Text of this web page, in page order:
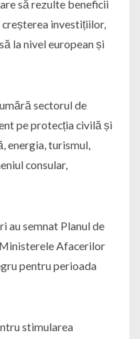
să rezulte beneficii
investițiilor,
la nivel european și
sectorul de
pe protecția civilă și
energia, turismul,
consular,
au semnat Planul de
Afacerilor
pentru perioada
stimularea